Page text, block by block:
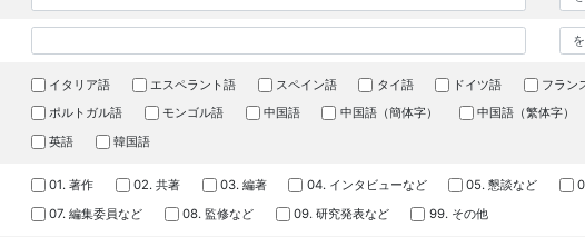
イタリア語 エスペラント語 スペイン語 タイ語 ドイツ語 フラン
ポルトガル語
モンゴル語 中国語 中国語（簡体字） 中国語（繁体字）
英語
韓国語
01. 著作 02. 共著 03. 編著 04. インタビューなど 05. 懇談など
07. 編集委員など
08. 監修など 09. 研究発表など 99. その他